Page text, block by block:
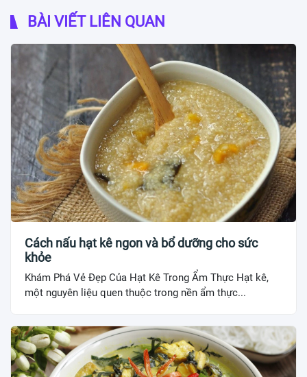
BÀI VIẾT LIÊN QUAN
Cách nấu hạt kê ngon và bổ dưỡng cho sức
khỏe
Khám Phá Vẻ Đẹp Của Hạt Kê Trong Ẩm Thực Hạt kê,
một nguyên liệu quen thuộc trong nền ẩm thực...